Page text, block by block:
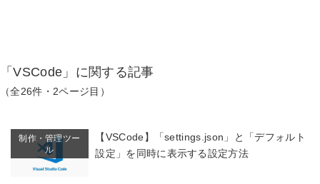
「VSCode」に関する記事
（全26件・2ページ目）
制作・管理ツー
ル
【VSCode】「settings.json」と「デフォルト
設定」を同時に表示する設定方法